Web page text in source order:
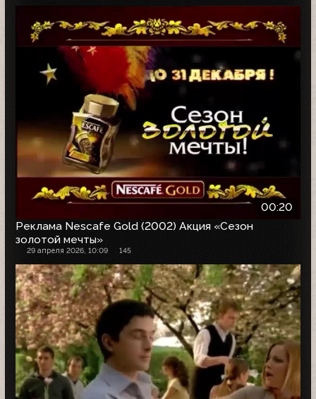
00:20
Реклама Nescafe Gold (2002) Акция «Сезон
золотой мечты»
29 апреля 2026, 10:09 145